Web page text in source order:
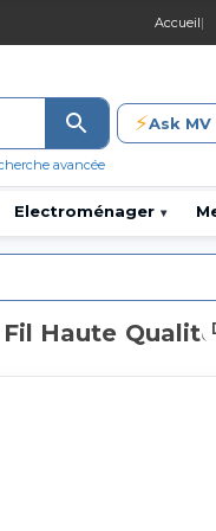
Accueil
avancée
⚡Ask MV
Electroménager ▾
Haute Qualité